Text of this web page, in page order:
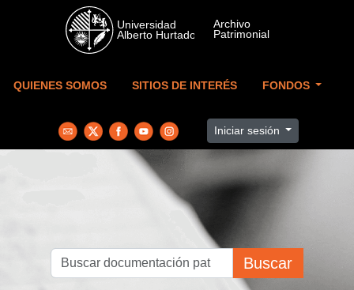
Skip to main content
QUIENES SOMOS SITIOS DE INTERÉS FONDOS
Iniciar sesión
Buscar